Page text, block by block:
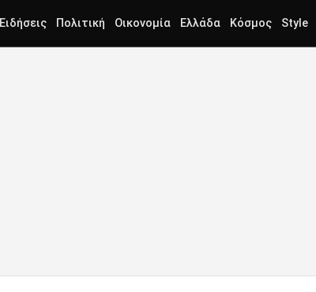
Ειδήσεις Πολιτική Οικονομία Ελλάδα Κόσμος Style